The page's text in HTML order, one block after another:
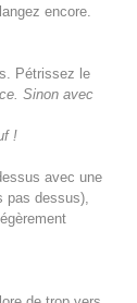
encore.
Pétrissez le
Sinon avec
!
avec une
pas dessus),